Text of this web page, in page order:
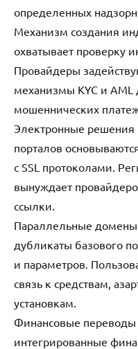
определенных
Механизм создания
охватывает проверку
Провайдеры
механизмы KYC и
мошеннических
Электронные решения
порталов
с SSL протоколами.
вынуждает
ссылки.
Параллельные
дубликаты базового
и параметров.
связь к средствам,
установкам.
Финансовые переводы
интегрированные